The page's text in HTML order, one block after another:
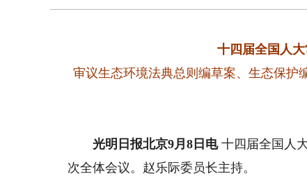
十四届全国人
审议生态环境法典总则编草案、生态保护
光明日报北京9月8日电十四届全国人
次全体会议。赵乐际委员长主持。